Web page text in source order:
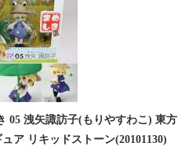
05 洩矢諏訪子(もりやすわこ) 東方
ア リキッドストーン(20101130)